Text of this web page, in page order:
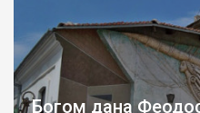
Богом дана